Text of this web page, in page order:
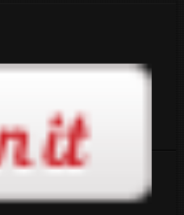
overlandlife